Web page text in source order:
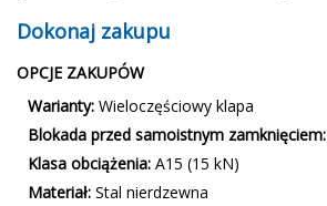
Dokonaj zakupu
OPCJE ZAKUPÓW
Warianty: Wieloczęściowy klapa
Blokada przed samoistnym zamknięciem:
Klasa obciążenia: A15 (15 kN)
Materiał: Stal nierdzewna